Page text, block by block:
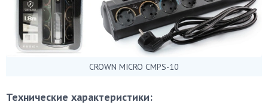
CROWN MICRO CMPS-10
Технические характеристики: